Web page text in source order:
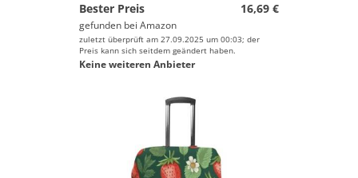
Bester Preis
16,69 €
gefunden bei Amazon
zuletzt überprüft am 27.09.2025 um 00:03; der
Preis kann sich seitdem geändert haben.
Keine weiteren Anbieter